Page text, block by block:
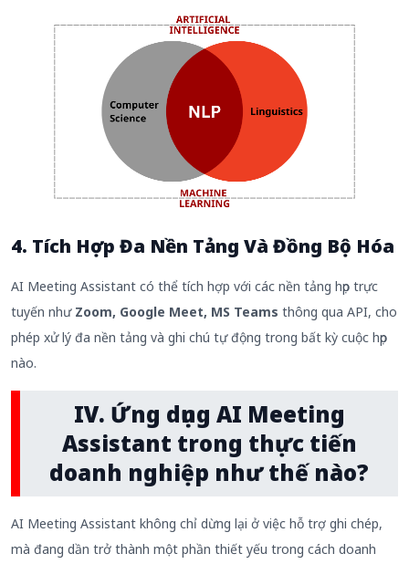
4. Tích Hợp Đa Nền Tảng Và Đồng Bộ Hóa
AI Meeting Assistant có thể tích hợp với các nền tảng họp trực
tuyến như Zoom, Google Meet, MS Teams thông qua API, cho
phép xử lý đa nền tảng và ghi chú tự động trong bất kỳ cuộc họp
nào.
IV. Ứng dụng AI Meeting
Assistant trong thực tiến
doanh nghiệp như thế nào?
AI Meeting Assistant không chỉ dừng lại ở việc hỗ trợ ghi chép,
mà đang dần trở thành một phần thiết yếu trong cách doanh